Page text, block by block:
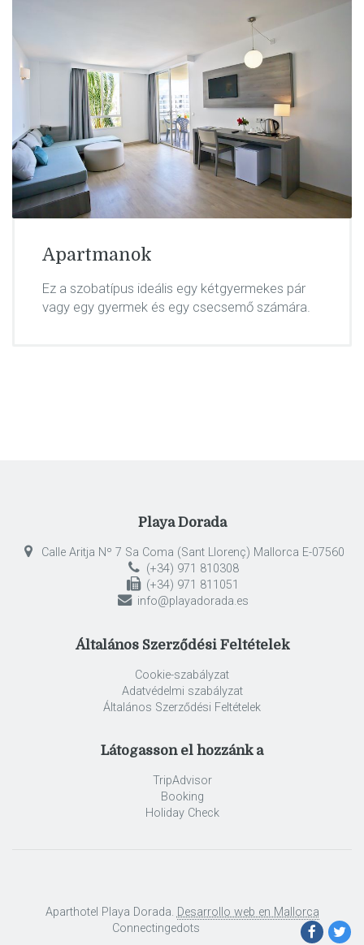
Apartmanok
Ez a szobatípus ideális egy kétgyermekes pár
vagy egy gyermek és egy csecsemő számára.
Playa Dorada
Calle Aritja Nº 7 Sa Coma (Sant Llorenç) Mallorca E-07560
(+34) 971 810308
(+34) 971 811051
info@playadorada.es
Általános Szerződési Feltételek
Cookie-szabályzat
Adatvédelmi szabályzat
Általános Szerződési Feltételek
Látogasson el hozzánk a
TripAdvisor
Booking
Holiday Check
Aparthotel Playa Dorada. Desarrollo web en Mallorca
Connectingedots